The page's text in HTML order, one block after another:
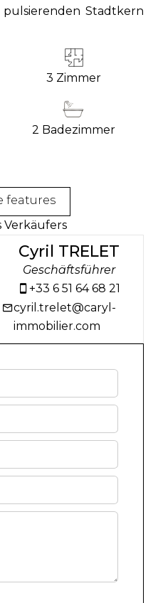
Stadtkern
3 Zimmer
2 Badezimmer
features
Verkäufers
Cyril TRELET
Geschäftsführer
+33 6 51 64 68 21
cyril.trelet@caryl-
immobilier.com